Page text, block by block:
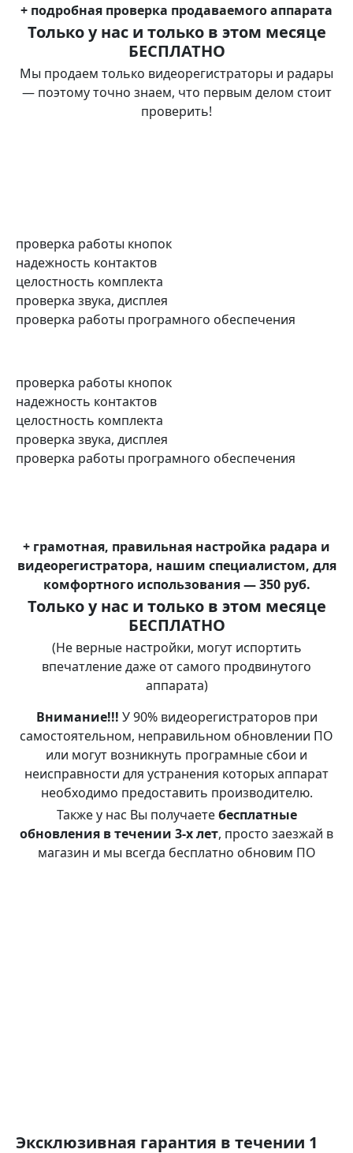
+ подробная проверка продаваемого аппарата
Только у нас и только в этом месяце
БЕСПЛАТНО
Мы продаем только видеорегистраторы и радары
— поэтому точно знаем, что первым делом стоит
проверить!
проверка работы кнопок
надежность контактов
целостность комплекта
проверка звука, дисплея
проверка работы програмного обеспечения
проверка работы кнопок
надежность контактов
целостность комплекта
проверка звука, дисплея
проверка работы програмного обеспечения
+ грамотная, правильная настройка радара и
видеорегистратора, нашим специалистом, для
комфортного использования —350 руб.
Только у нас и только в этом месяце
БЕСПЛАТНО
(Не верные настройки, могут испортить
впечатление даже от самого продвинутого
аппарата)
Внимание!!! У 90% видеорегистраторов при
самостоятельном, неправильном обновлении ПО
или могут возникнуть програмные сбои и
неисправности для устранения которых аппарат
необходимо предоставить производителю.
Также у нас Вы получаетебесплатные
обновления в течении 3-х лет, просто заезжай в
магазин и мы всегда бесплатно обновим ПО
Эксклюзивная гарантия в течении 1